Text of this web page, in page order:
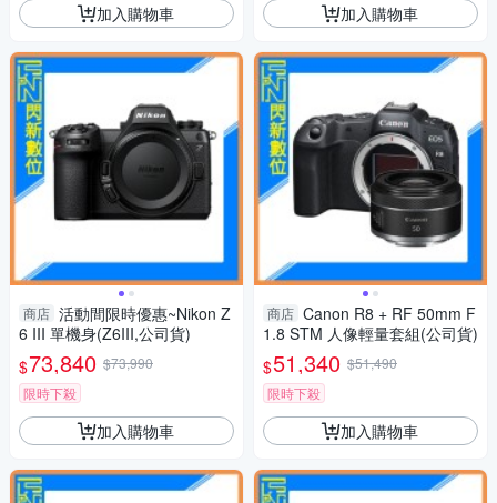
加入購物車
商店 活動間限時優惠~Nikon Z
6 III 單機身(Z6III,公司貨)
$73,840 $73,990
限時下殺
加入購物車
加入購物車
商店 Canon R8 + RF 50mm F
1.8 STM 人像輕量套組(公司貨)
$51,340 $51,490
限時下殺
加入購物車